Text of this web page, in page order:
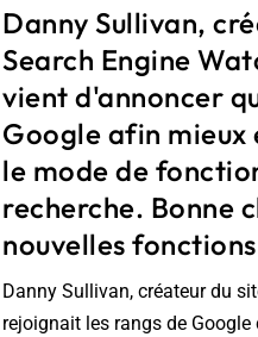
- Edition 2026
Danny Sullivan,
Search Engine
vient d'annoncer
Google afin mieux
le mode de
recherche. Bonne
nouvelles
Danny Sullivan, créateur du
rejoignait les rangs de